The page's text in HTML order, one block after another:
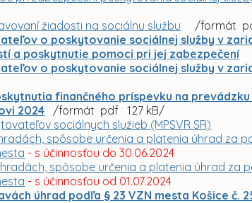
žiadosti na sociálnu službu /formát
o poskytovanie sociálnej služby v
a poskytnutie pomoci pri jej zabezpečení
o poskytovanie sociálnej služby v
finančného príspevku na
2024
/formát pdf 127 kB/
sociálnych služieb (MPSVR SR)
spôsobe určenia a platenia úhrad za
- s účinnosťou do 30.06.2024
spôsobe určenia a platenia úhrad za
- s účinnosťou od 01.07.2024
úhrad podľa § 23 VZN mesta Košice č.